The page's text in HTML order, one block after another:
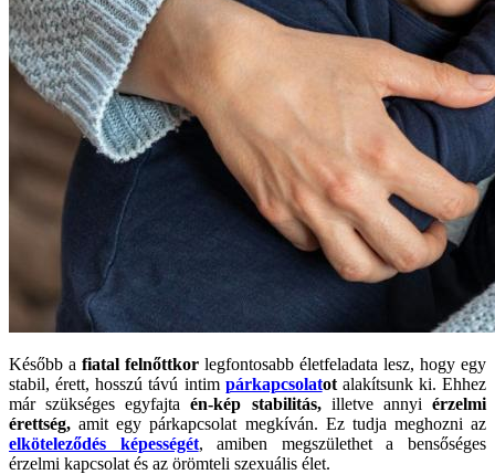
Később a fiatal felnőttkor legfontosabb életfeladata lesz, hogy egy
stabil, érett, hosszú távú intim párkapcsolatotalakítsunk ki. Ehhez
már szükséges egyfajtaén-kép stabilitás, illetve annyiérzelmi
érettség, amit egy párkapcsolat megkíván. Ez tudja meghozni az
elköteleződés képességét, amiben megszülethet a bensőséges
érzelmi kapcsolat és az örömteli szexuális élet.